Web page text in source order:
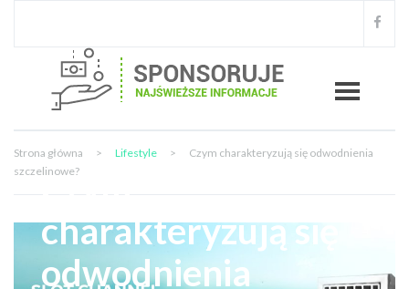
Strona główna > Lifestyle >
Czym charakteryzują się odwodnienia
szczelinowe?
Czym
charakteryzują się
odwodnienia